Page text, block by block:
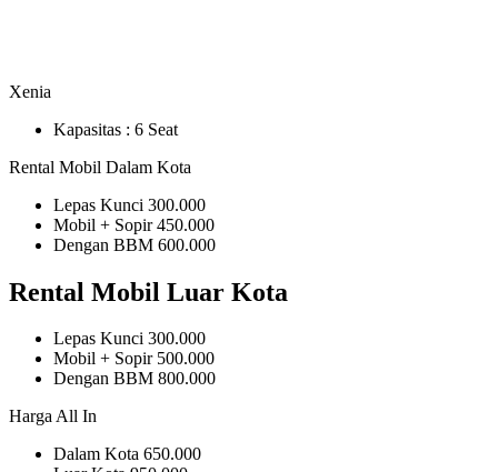
Xenia
Kapasitas : 6 Seat
Rental Mobil Dalam Kota
Lepas Kunci 300.000
Mobil + Sopir450.000
Dengan BBM 600.000
Rental Mobil Luar Kota
Lepas Kunci 300.000
Mobil + Sopir 500.000
Dengan BBM 800.000
Harga All In
Dalam Kota 650.000